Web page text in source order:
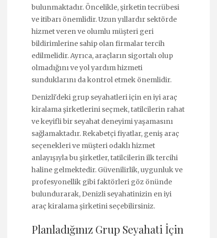
bulunmaktadır. Öncelikle, şirketin tecrübesi
ve itibarı önemlidir. Uzun yıllardır sektörde
hizmet veren ve olumlu müşteri geri
bildirimlerine sahip olan firmalar tercih
edilmelidir. Ayrıca, araçların sigortalı olup
olmadığını ve yol yardım hizmeti
sunduklarını da kontrol etmek önemlidir.
Denizli'deki grup seyahatleri için en iyi araç
kiralama şirketlerini seçmek, tatilcilerin rahat
ve keyifli bir seyahat deneyimi yaşamasını
sağlamaktadır. Rekabetçi fiyatlar, geniş araç
seçenekleri ve müşteri odaklı hizmet
anlayışıyla bu şirketler, tatilcilerin ilk tercihi
haline gelmektedir. Güvenilirlik, uygunluk ve
profesyonellik gibi faktörleri göz önünde
bulundurarak, Denizli seyahatinizin en iyi
araç kiralama şirketini seçebilirsiniz.
Planladığınız Grup Seyahati İçin